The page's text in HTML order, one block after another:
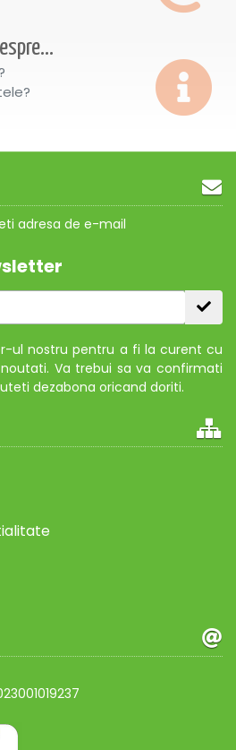
adresa de e-mail
ul nostru pentru a fi la curent cu
Va trebui sa va confirmati
dezabona oricand doriti.